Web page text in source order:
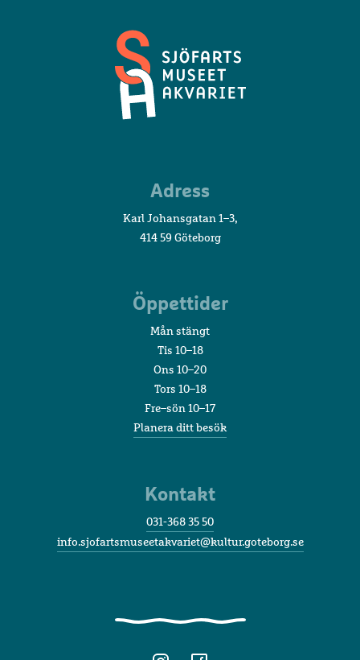
AkvarietAdress
Karl Johansgatan 1–3,
414 59 Göteborg
Öppettider
Mån stängt
Tis 10–18
Ons 10–20
Tors 10–18
Fre–sön 10–17
Planera ditt besök
Kontakt
031-368 35 50
info.sjofartsmuseetakvariet@kultur.goteborg.se